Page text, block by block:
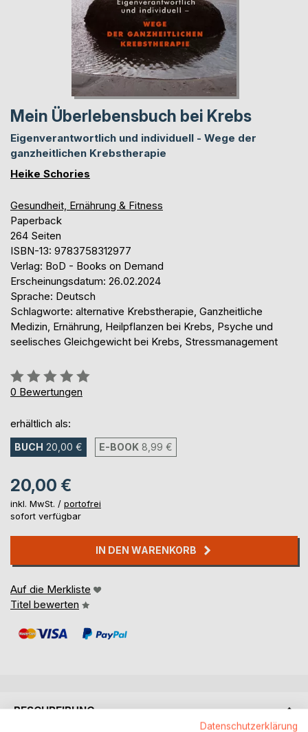
Mein Überlebensbuch bei Krebs
Eigenverantwortlich und individuell - Wege der
ganzheitlichen Krebstherapie
Heike Schories
Gesundheit, Ernährung & Fitness
Paperback
264 Seiten
ISBN-13: 9783758312977
Verlag: BoD - Books on Demand
Erscheinungsdatum: 26.02.2024
Sprache: Deutsch
Schlagworte: alternative Krebstherapie, Ganzheitliche
Medizin, Ernährung, Heilpflanzen bei Krebs, Psyche und
seelisches Gleichgewicht bei Krebs, Stressmanagement
Bewertung::
0%
0 Bewertungen
erhältlich als:
BUCH 20,00 € E-BOOK 8,99 €
20,00 €
inkl. MwSt. / portofrei
sofort verfügbar
IN DEN WARENKORB
Auf die Merkliste
Titel bewerten
BESCHREIBUNG
Datenschutzerklärung